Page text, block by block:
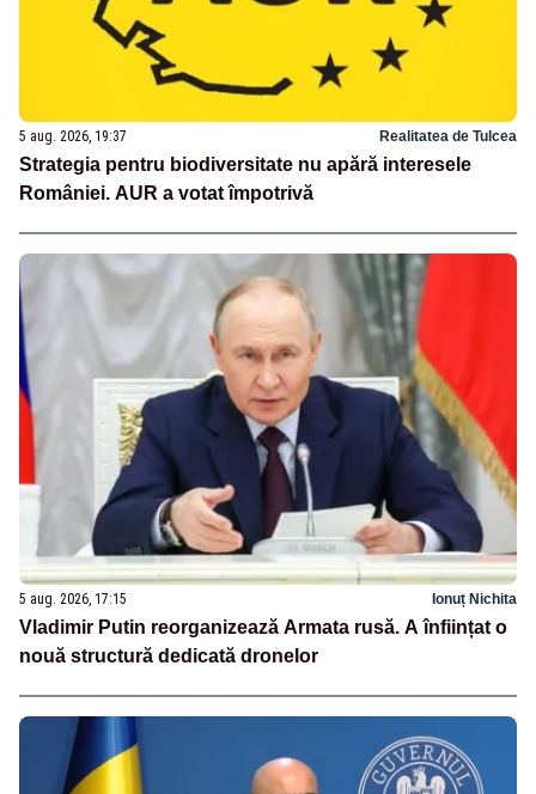
5 aug. 2026, 19:37 Realitatea de Tulcea
Strategia pentru biodiversitate nu apără interesele
României. AUR a votat împotrivă
5 aug. 2026, 17:15 Ionuț Nichita
Vladimir Putin reorganizează Armata rusă. A înființat o
nouă structură dedicată dronelor